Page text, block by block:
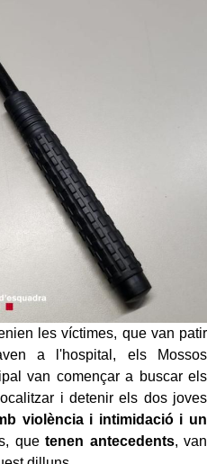
les víctimes, que van patir
a l'hospital, els Mossos
van començar a buscar els
i detenir els dos joves
violència i intimidació i un
quetenen antecedents, van